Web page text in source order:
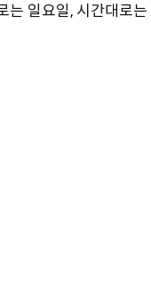
는 일요일, 시간대로는